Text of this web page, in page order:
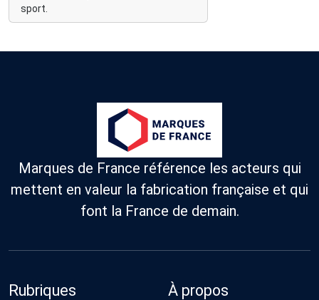
sport.
Marques de France référence les acteurs qui
mettent en valeur la fabrication française et qui
font la France de demain.
Rubriques À propos